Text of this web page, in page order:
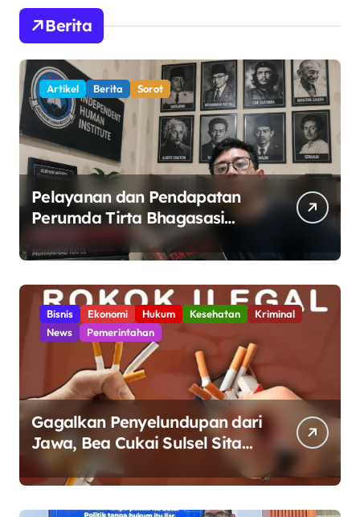
Berita
Artikel Berita Sorot
Pelayanan dan Pendapatan
Perumda Tirta Bhagasasi
dalam Kondisi Kritis
Bisnis Ekonomi Hukum Kesehatan
Kriminal
News
Pemerintahan
Gagalkan Penyelundupan dari
Jawa, Bea Cukai Sulsel Sita
7,8 Juta Batang Rokok Ilegal
Bernilai Rp11,6 Miliar di
Makassar